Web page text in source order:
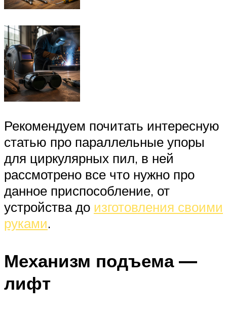
Рекомендуем почитать интересную
статью про параллельные упоры
для циркулярных пил, в ней
рассмотрено все что нужно про
данное приспособление, от
устройства до изготовления своими
руками.
Механизм подъема —
лифт